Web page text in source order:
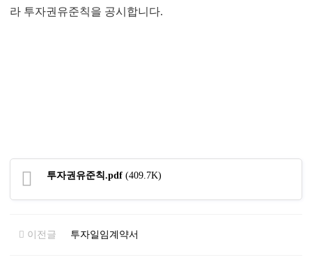
라 투자권유준칙을 공시합니다.
투자권유준칙.pdf (409.7K)
이전글 투자일임계약서